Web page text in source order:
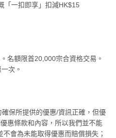
「一扣即享」扣減HK$15
名額限首20,000宗合資格交易。
次。
確保所提供的優惠/資訊正確，但優
惠條款和內容，所以我們並不能
會為未能取得優惠而賠償損失；